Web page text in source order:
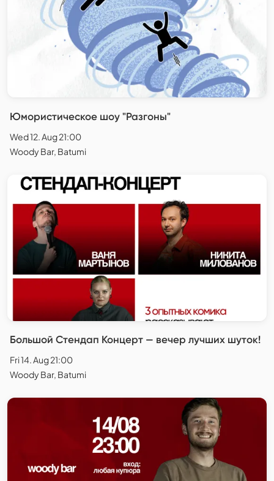
Юмористическое шоу "Разгоны"
Wed 12. Aug 21:00
Woody Bar, Batumi
Большой Стендап Концерт — вечер лучших шуток!
Fri 14. Aug 21:00
Woody Bar, Batumi